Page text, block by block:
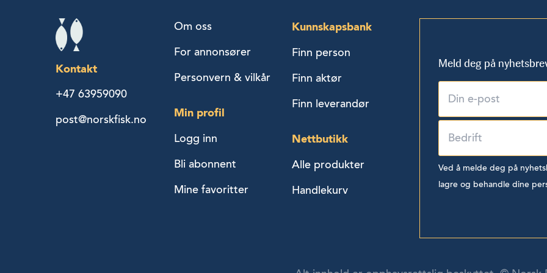
Kontakt
+47 63959090
post@norskfisk.no
Om oss
For annonsører
Personvern & vilkår
Min profil
Logg inn
Bli abonnent
Mine favoritter
Kunnskapsbank
Finn person
Finn aktør
Finn leverandør
Nettbutikk
Alle produkter
Handlekurv
Meld deg på
Ved å melde deg på
lagre og behandle dine